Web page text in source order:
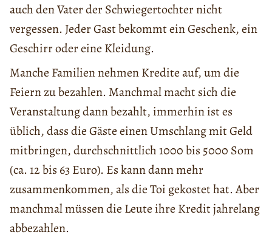
auch den Vater der Schwiegertochter nicht
vergessen. Jeder Gast bekommt ein Geschenk, ein
Geschirr oder eine Kleidung.
Manche Familien nehmen Kredite auf, um die
Feiern zu bezahlen. Manchmal macht sich die
Veranstaltung dann bezahlt, immerhin ist es
üblich, dass die Gäste einen Umschlang mit Geld
mitbringen, durchschnittlich 1000 bis 5000 Som
(ca. 12 bis 63 Euro). Es kann dann mehr
zusammenkommen, als die Toi gekostet hat. Aber
manchmal müssen die Leute ihre Kredit jahrelang
abbezahlen.